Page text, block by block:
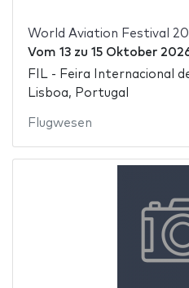
World Aviation Festival
Vom 13zu 15 Oktober
FIL - Feira Internacional
Lisboa, Portugal
Flugwesen